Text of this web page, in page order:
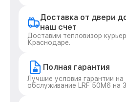
Доставка от двери
наш счет
Доставим тепловизор
Краснодаре.
Полная гарантия
Лучшие условия гарантии на
обслуживание LRF 50M6 на